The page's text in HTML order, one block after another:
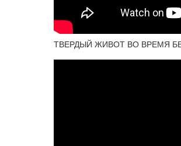
ТВЕРДЫЙ ЖИВОТ ВО ВРЕМЯ